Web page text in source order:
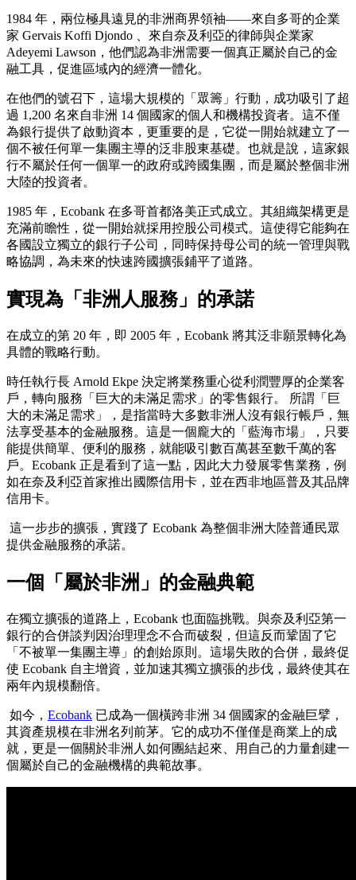
1984 年，兩位極具遠見的非洲商界領袖——來自多哥的企業
家 Gervais Koffi Djondo 、來自奈及利亞的律師與企業家
Adeyemi Lawson，他們認為非洲需要一個真正屬於自己的金
融工具，促進區域內的經濟一體化。
在他們的號召下，這場大規模的「眾籌」行動，成功吸引了超
過 1,200 名來自非洲 14 個國家的個人和機構投資者。這不僅
為銀行提供了啟動資本，更重要的是，它從一開始就建立了一
個不被任何單一集團主導的泛非股東基礎。也就是說，這家銀
行不屬於任何一個單一的政府或跨國集團，而是屬於整個非洲
大陸的投資者。
1985 年，Ecobank 在多哥首都洛美正式成立。其組織架構更是
充滿前瞻性，從一開始就採用控股公司模式。這使得它能夠在
各國設立獨立的銀行子公司，同時保持母公司的統一管理與戰
略協調，為未來的快速跨國擴張鋪平了道路。
實現為「非洲人服務」的承諾
在成立的第 20 年，即 2005 年，Ecobank 將其泛非願景轉化為
具體的戰略行動。
時任執行長 Arnold Ekpe 決定將業務重心從利潤豐厚的企業客
戶，轉向服務「巨大的未滿足需求」的零售銀行。 所謂「巨
大的未滿足需求」，是指當時大多數非洲人沒有銀行帳戶，無
法享受基本的金融服務。這是一個龐大的「藍海市場」，只要
能提供簡單、便利的服務，就能吸引數百萬甚至數千萬的客
戶。Ecobank 正是看到了這一點，因此大力發展零售業務，例
如在奈及利亞首家推出國際信用卡，並在西非地區普及其品牌
信用卡。
這一步步的擴張，實踐了 Ecobank 為整個非洲大陸普通民眾
提供金融服務的承諾。
一個「屬於非洲」的金融典範
在獨立擴張的道路上，Ecobank 也面臨挑戰。與奈及利亞第一
銀行的合併談判因治理理念不合而破裂，但這反而鞏固了它
「不被單一集團主導」的創始原則。這場失敗的合併，最終促
使 Ecobank 自主增資，並加速其獨立擴張的步伐，最終使其在
兩年內規模翻倍。
如今， Ecobank 已成為一個橫跨非洲 34 個國家的金融巨擘，
其資產規模在非洲名列前茅。它的成功不僅僅是商業上的成
就，更是一個關於非洲人如何團結起來、用自己的力量創建一
個屬於自己的金融機構的典範故事。